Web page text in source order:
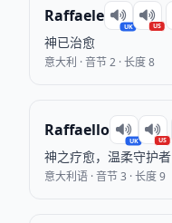
Raffaele
UK US
神已治愈
意大利 · 音节 2 · 长度 8
Raffaello
UK US
神之疗愈，温柔守护者
意大利语 · 音节 3 · 长度 9